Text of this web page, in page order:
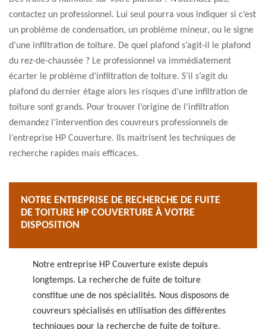
contactez un professionnel. Lui seul pourra vous indiquer si c’est
un problème de condensation, un problème mineur, ou le signe
d’une infiltration de toiture. De quel plafond s’agit-il le plafond
du rez-de-chaussée ? Le professionnel va immédiatement
écarter le problème d’infiltration de toiture. S’il s’agit du
plafond du dernier étage alors les risques d’une infiltration de
toiture sont grands. Pour trouver l’origine de l’infiltration
demandez l’intervention des couvreurs professionnels de
l’entreprise HP Couverture. Ils maitrisent les techniques de
recherche rapides mais efficaces.
NOTRE ENTREPRISE DE RECHERCHE DE FUITE
DE TOITURE HP COUVERTURE À VOTRE
DISPOSITION
Notre entreprise HP Couverture existe depuis
longtemps. La recherche de fuite de toiture
constitue une de nos spécialités. Nous disposons de
couvreurs spécialisés en utilisation des différentes
techniques pour la recherche de fuite de toiture.